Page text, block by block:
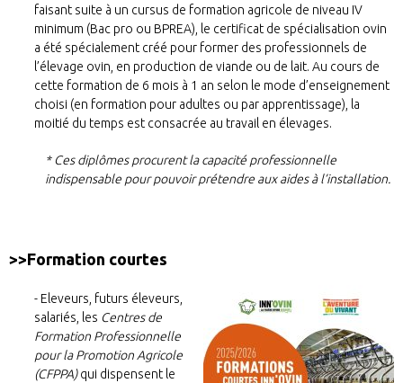
faisant suite à un cursus de formation agricole de niveau IV
minimum (Bac pro ou BPREA), le certificat de spécialisation ovin
a été spécialement créé pour former des professionnels de
l’élevage ovin, en production de viande ou de lait. Au cours de
cette formation de 6 mois à 1 an selon le mode d’enseignement
choisi (en formation pour adultes ou par apprentissage), la
moitié du temps est consacrée au travail en élevages.
* Ces diplômes procurent la capacité professionnelle
indispensable pour pouvoir prétendre aux aides à l’installation.
>>Formation courtes
Eleveurs, futurs éleveurs,
salariés, les Centres de
Formation Professionnelle
pour la Promotion Agricole
(CFPPA)qui dispensent le